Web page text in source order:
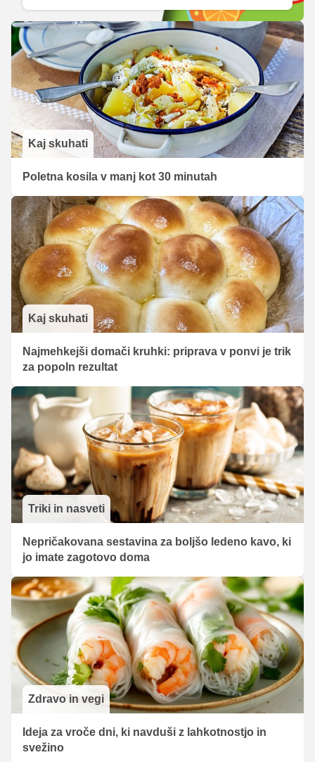
Kaj skuhati
Poletna kosila v manj kot 30 minutah
Kaj skuhati
Najmehkejši domači kruhki: priprava v ponvi je trik
za popoln rezultat
Triki in nasveti
Nepričakovana sestavina za boljšo ledeno kavo, ki
jo imate zagotovo doma
Zdravo in vegi
Ideja za vroče dni, ki navduši z lahkotnostjo in
svežino